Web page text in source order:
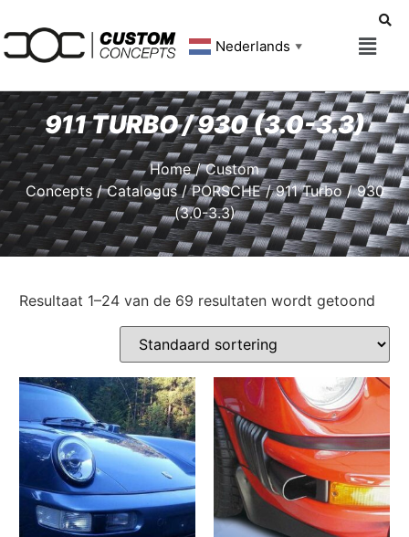
Nederlands ▼
911 TURBO / 930 (3.0-3.3)
Home/Custom
Concepts/Catalogus/PORSCHE/ 911 Turbo / 930
(3.0-3.3)
Resultaat 1–24 van de 69 resultaten wordt getoond